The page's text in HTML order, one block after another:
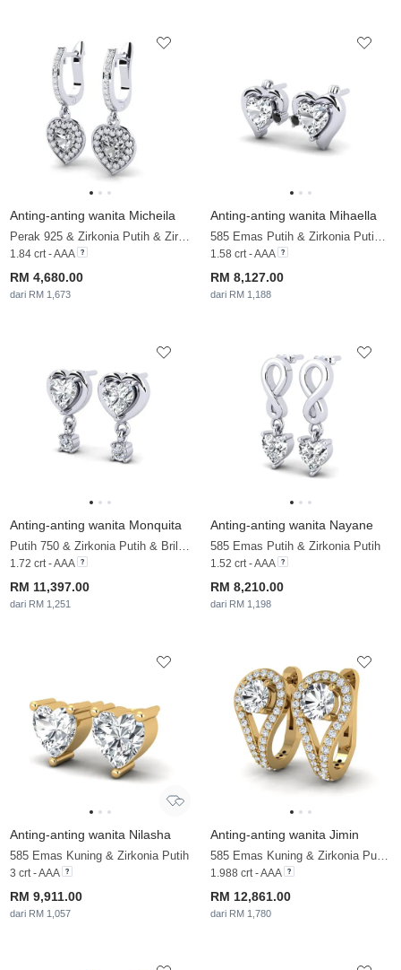
Anting-anting wanita Micheila
Perak 925 & Zirkonia Putih & Zirkonia
1.84 crt - AAA
RM 4,680.00
dari RM 1,673
Anting-anting wanita Mihaella
585 Emas Putih & Zirkonia Putih & Berlian Hitam
1.58 crt - AAA
RM 8,127.00
dari RM 1,188
Anting-anting wanita Monquita
Putih 750 & Zirkonia Putih & Brillant
1.72 crt - AAA
RM 11,397.00
dari RM 1,251
Anting-anting wanita Nayane
585 Emas Putih & Zirkonia Putih
1.52 crt - AAA
RM 8,210.00
dari RM 1,198
Anting-anting wanita Nilasha
585 Emas Kuning & Zirkonia Putih
3 crt - AAA
RM 9,911.00
dari RM 1,057
Anting-anting wanita Jimin
585 Emas Kuning & Zirkonia Putih & Brillant
1.988 crt - AAA
RM 12,861.00
dari RM 1,780